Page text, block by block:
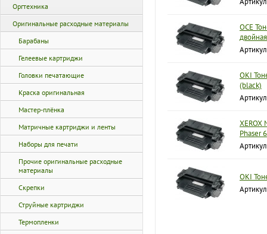
Оргтехника
Оригинальные расходные материалы
Барабаны
Гелеевые картриджи
Головки печатающие
Краска оригинальная
Мастер-плёнка
Матричные картриджи и ленты
Наборы для печати
Прочие оригинальные расходные
материалы
Скрепки
Струйные картриджи
Термопленки
OCE
OKI
(black)
XEROX
Phaser
OKI